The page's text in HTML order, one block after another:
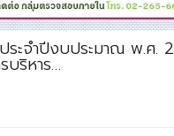
ระจำปีงบประมาณ พ.ศ
บริหาร…